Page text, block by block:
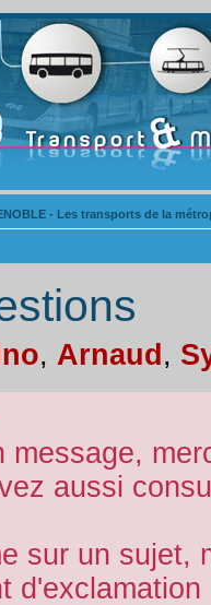
- Les transports de la
, Arnaud ,
message,
aussi
sur un sujet,